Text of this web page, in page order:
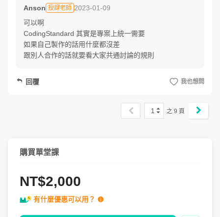
單元 1 -（Enemy）- 敵人物件的移動
單元 3 -（Enemy）- 敵人物件的 AI 自動巡路系統（一）
單元 4 -（Enemy）- 敵人物件的 AI 行為模式（二）
單元 5 -（Enemy）- 敵人物件的 Animation（三）
Anson 授課老師 2023-01-09
可以啊
CodingStandard 其實是專案上統一需要
如果自己製作的話用什麼都沒差
跟別人合作的話就要看大家共通討論的規則
回覆 我也想問
1 之 9 頁
購買單堂課
NT$2,000
有什麼優惠可以用？